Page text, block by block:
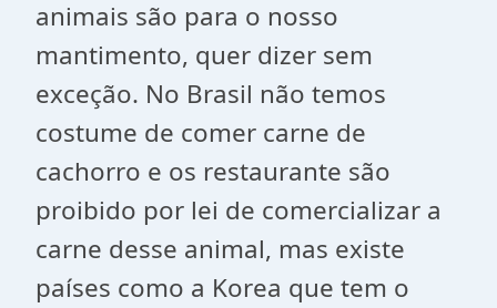
animais são para o nosso
mantimento, quer dizer sem
exceção. No Brasil não temos
costume de comer carne de
cachorro e os restaurante são
proibido por lei de comercializar a
carne desse animal, mas existe
países como a Korea que tem o